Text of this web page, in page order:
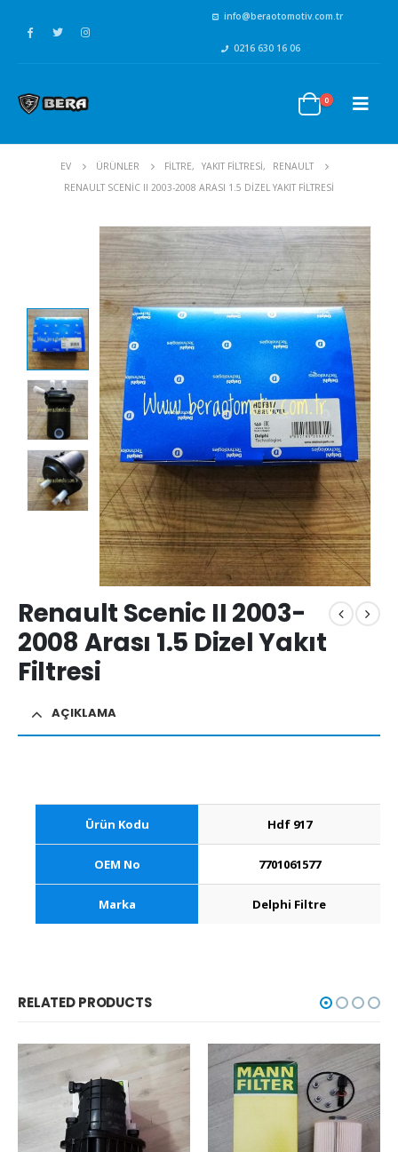
info@beraotomotiv.com.tr
0216 630 16 06
0
EV ÜRÜNLER FİLTRE, YAKIT FİLTRESİ,
RENAULT
RENAULT SCENIC II 2003-2008 ARASI 1.5 DIZEL YAKIT FILTRESI
Renault Scenic II 2003-
2008 Arası 1.5 Dizel Yakıt
Filtresi
AÇIKLAMA
Ürün Kodu Hdf 917
OEM No 7701061577
Marka Delphi Filtre
RELATED PRODUCTS